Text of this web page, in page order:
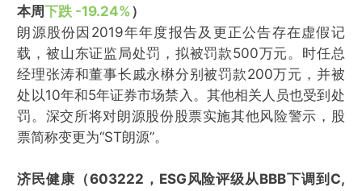
本周下跌 -19.24%）
朗源股份因2019年年度报告及更正公告存在虚假记
载，被山东证监局处罚，拟被罚款500万元。时任总
经理张涛和董事长戚永楙分别被罚款200万元，并被
处以10年和5年证券市场禁入。其他相关人员也受到处
罚。深交所将对朗源股份股票实施其他风险警示，股
票简称变更为“ST朗源”。
济民健康（603222，ESG风险评级从BBB下调到C,